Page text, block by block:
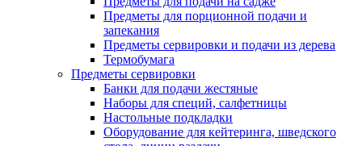
Предметы для порционной подачи и
запекания
Предметы сервировки и подачи из дерева
Термобумага
Предметы сервировки
Банки для подачи жестяные
Наборы для специй, салфетницы
Настольные подкладки
Оборудование для кейтеринга, шведского